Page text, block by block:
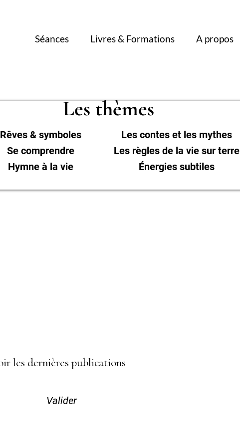
Séances Livres & Formations A propos
Les thèmes
Rêves & symboles
Se comprendre
Hymne à la vie
Les contes et les mythes
Les règles de la vie sur terre
Énergies subtiles
les dernières publications
Valider